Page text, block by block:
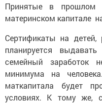
Принятые в прошлом
материнском капитале
Сертификаты на
планируется
семейный заработок
минимума на
маткапитала будет
условиях. К тому же,